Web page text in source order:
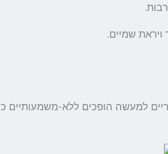
ויראת שמיים.
למעשה הופכים ללא-